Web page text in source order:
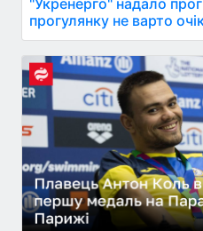
прогулянку не варто